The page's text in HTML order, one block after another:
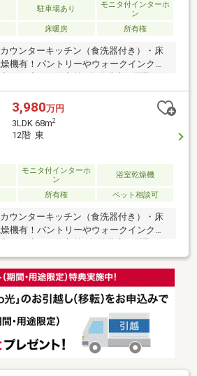
駐車場あり
モニタ付インターホ
ン
床暖房 所有権
ウンターキッチン（食洗器付き）・床
機有！パントリーやウォークインクロ
風良好です！是非ご覧ください。
3,980万円
3LDK 68m2
12階 東
モニタ付インターホ
ン
浴室乾燥機
所有権 ペット相談可
ウンターキッチン（食洗器付き）・床
機有！パントリーやウォークインクロ
ださい。